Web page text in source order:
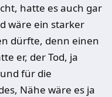
hatte es auch gar
wäre ein starker
dürfte, denn einen
er, der Tod, ja
für die
Nähe wäre es ja